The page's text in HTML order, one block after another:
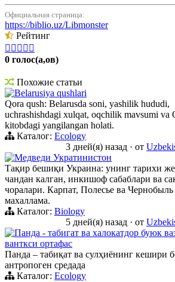
Официальная страница:
https://biblio.uz/Libmonster
Рейтинг
    
0 голос(а,ов)
Похожие статьи
Belarusiya qushlari
Qora qush: Belarusda soni, yashilik hududi,
uchrashishdagi xulqat, oqchilik mavsumi va
kitobdagi yangilangan holati.
Каталог: Ecology
3 дней(я) назад · от
Медведи Укратинистон
Тақир бешиқи Украина: унинг тарихи
чандан калган, инкишоф сабаблари ва
чоралари. Карпат, Полесье ва Чернобыль
махаллама.
Каталог: Biology
5 дней(я) назад · от
Панда - табигат ва халокатдор буюк
ванткси ортафас
Панда – табиқат ва сулҳиёнинг кешири
антропоген средада
Каталог: Ecology